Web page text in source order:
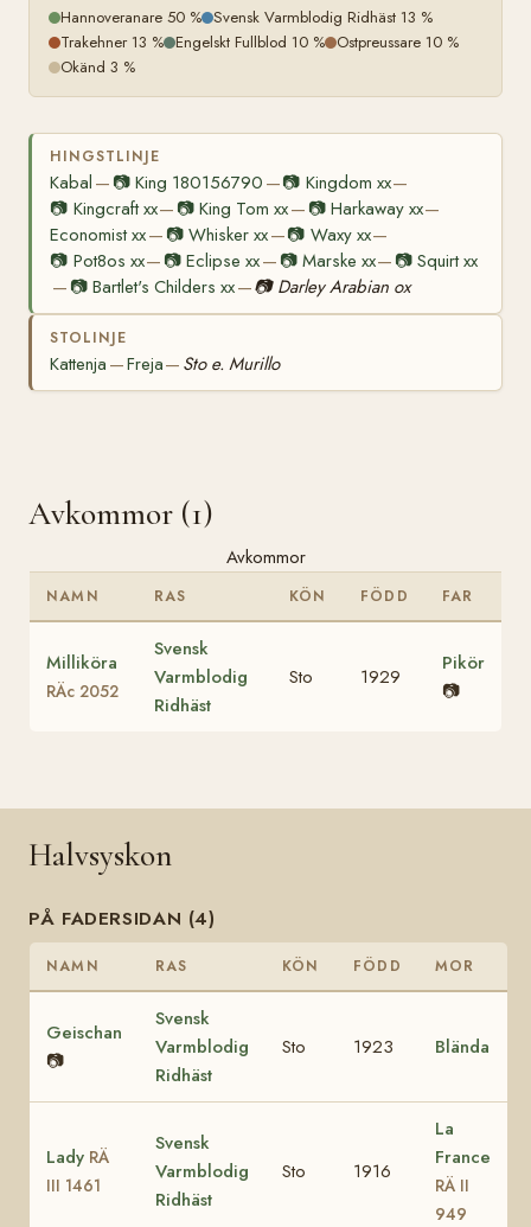
Hannoveranare 50 % Svensk Varmblodig Ridhäst 13 %
Trakehner 13 % Engelskt Fullblod 10 % Ostpreussare 10 %
Okänd 3 %
HINGSTLINJE
Kabal — 📷King 180156790 —📷 Kingdom xx—
📷 Kingcraft xx— 📷King Tom xx— 📷 Harkaway xx—
Economist xx— 📷Whisker xx—📷 Waxy xx—
📷 Pot8os xx— 📷Eclipse xx— 📷 Marske xx— 📷 Squirt xx
— 📷Bartlet's Childers xx—📷 Darley Arabian ox
STOLINJE
Kattenja —Freja— Sto e. Murillo
Avkommor (1)
Avkommor
NAMN RAS KÖN FÖDD FAR
Milliköra
RÄc 2052
Svensk
Varmblodig
Ridhäst
Sto 1929
Pikör
📷
Halvsyskon
PÅ FADERSIDAN (4)
NAMN RAS KÖN FÖDD MOR
Geischan
📷
Svensk
Varmblodig
Ridhäst
Sto 1923 Blända
Lady RÄ
III 1461
Svensk
Varmblodig
Ridhäst
Sto 1916
La
France
RÄ II
949